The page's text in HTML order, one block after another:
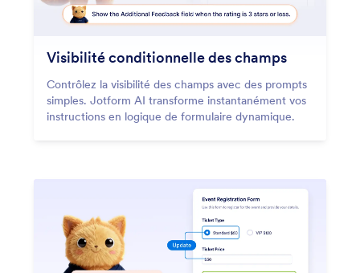
Visibilité conditionnelle des champs
Contrôlez la visibilité des champs avec des prompts
simples. Jotform AI transforme instantanément vos
instructions en logique de formulaire dynamique.